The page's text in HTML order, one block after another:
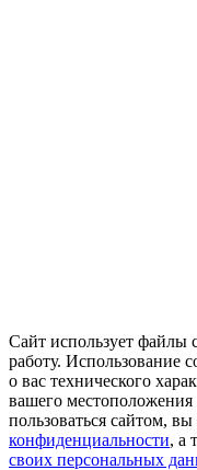
Сайт использует файлы
работу. Использование
о вас технического
вашего
пользоваться сайтом, вы
конфиденциальности, а
своих персональных